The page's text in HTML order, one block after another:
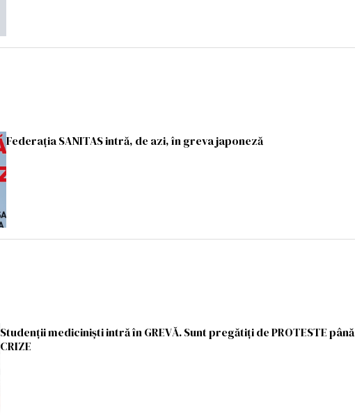
Federaţia SANITAS intră, de azi, în greva japoneză
Studenţii medicinişti intră în GREVĂ. Sunt pregătiţi de PROTESTE
CRIZE